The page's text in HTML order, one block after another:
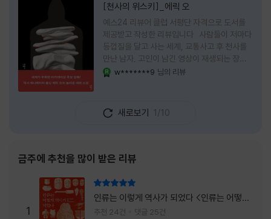
[천사의 위스키]_에릭 오
예스24 리뷰어 클럽 서평단 자격으로 도서를
제공받고 작성한 리뷰입니다 사람들이 저마다
등껍질을 달고 사는 세계, 교통사고 후 천사를
만난 남자, 고인이 남긴 영상이 재생되는 장례
식장에서 똥을 싼 개. 이 책에는 몇 줄만 읽어도
넘어가 있었다. 소설을 읽으면서 잘 만든 단편
애니메이션 여러 편을 차례로 보는 기분이 들었
선명하게 그려졌고, 한 편이 끝날 때마다 질문
이 뒤따라왔다. 감출 수 없는 세계는 더 다정할
까 「등껍질」의 세계에서 사람들은 저마다 다른
등껍질을 달고 살아간다. 몸의 일부이면서 한
사람을 표현하는 수단
w*******9 님의 리뷰
새로보기 1/10
금주에 추천을 많이 받은 리뷰
1
인류는 이렇게 역사가 되었다 <인류는 어떻게
역사가 되었나>
추천 24건 댓글 25건